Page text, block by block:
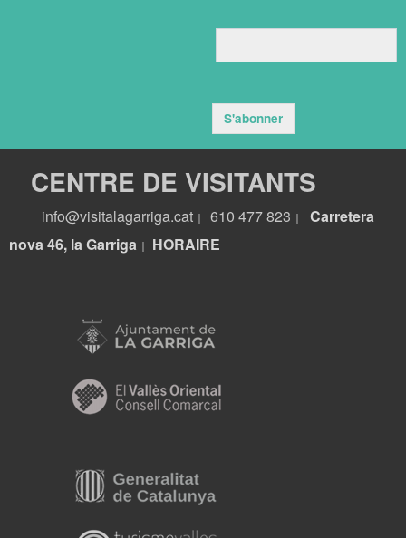
S'abonner
CENTRE DE VISITANTS
info@visitalagarriga.cat 610 477 823
Carretera
nova 46, la Garriga
HORAIRE